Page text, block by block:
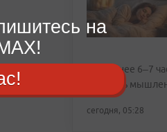
Сон менее 6–7
скорость
сегодня, 05:28
на